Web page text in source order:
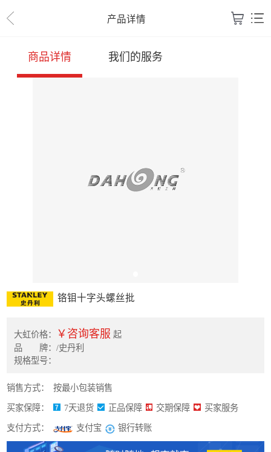
产品详情
商品详情 我们的服务
铬钼十字头螺丝批
大虹价格： ￥咨询客服 起
品 牌：/史丹利
规格型号：
销售方式： 按最小包装销售
买家保障： 7天退货 正品保障 交期保障 买家服务
支付方式： 支付宝 银行转账